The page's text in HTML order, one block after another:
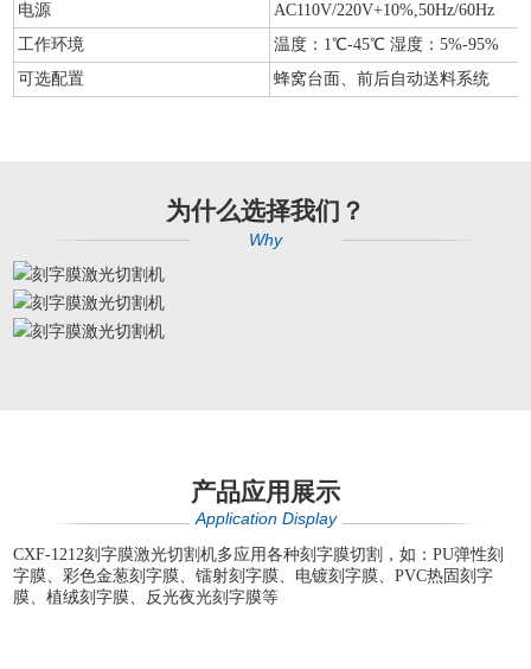
电源
AC110V/220V+10%,50Hz/60Hz
工作环境
温度：1℃-45℃ 湿度：5%-95%
可选配置
蜂窝台面、前后自动送料系统
为什么选择我们？
Why
产品应用展示
Application Display
CXF-1212刻字膜激光切割机多应用各种刻字膜切割，如：PU弹性刻
字膜、彩色金葱刻字膜、镭射刻字膜、电镀刻字膜、PVC热固刻字
膜、植绒刻字膜、反光夜光刻字膜等